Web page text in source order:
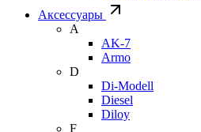
Аксессуары
A
AK-7
Armo
D
Di-Modell
Diesel
Diloy
F